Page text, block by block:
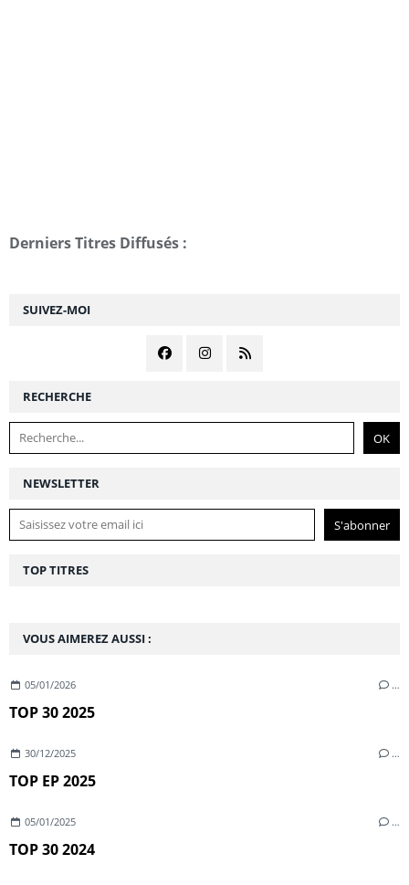
NEWSLETTER
SUIVEZ-MOI
RECHERCHE
VOUS AIMEREZ AUSSI :
05/01/2026 …
TOP 30 2025
30/12/2025 …
TOP EP 2025
05/01/2025 …
TOP 30 2024
Derniers Titres Diffusés :
TOP TITRES